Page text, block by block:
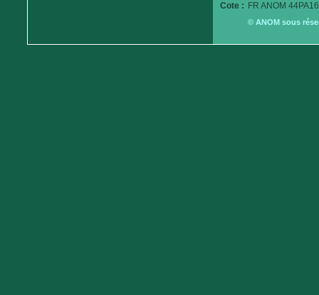
Cote : FR ANOM
© ANOM sous